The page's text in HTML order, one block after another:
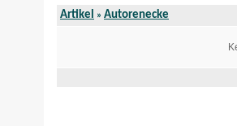
Artikel » Autorenecke